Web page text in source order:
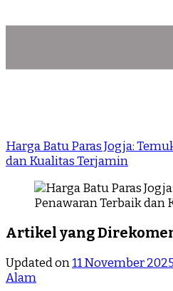
Harga Batu Paras Jogja:
dan Kualitas Terjamin
Artikel yang
Updated on11 November 2025
Alam